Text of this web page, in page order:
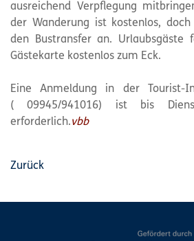
ausreichend Verpflegung
der Wanderung ist kostenlos,
den Bustransfer an.
Gästekarte kostenlos zum Eck.
Eine Anmeldung in der Tourist-
( 09945/941016) ist bis
erforderlich.vbb
Zurück